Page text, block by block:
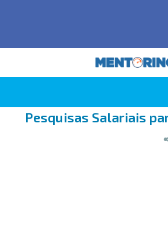
Pesquisas Salariais